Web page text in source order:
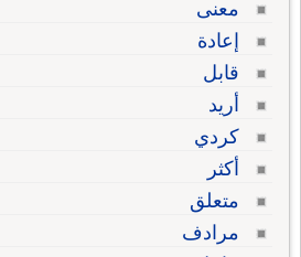
معنى
إعادة
قابل
أريد
كردي
أكثر
متعلق
مرادف